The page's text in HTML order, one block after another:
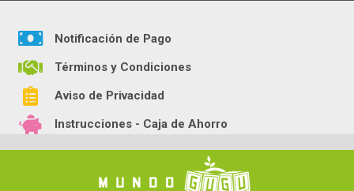
Notificación de Pago
Términos y Condiciones
Aviso de Privacidad
Instrucciones - Caja de Ahorro